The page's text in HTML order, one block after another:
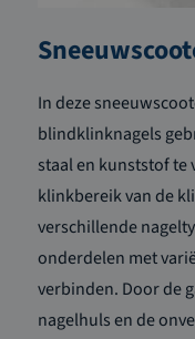
In deze
blindklinknagels
staal en kunststof
klinkbereik van de
verschillende
onderdelen met
verbinden. Door de
nagelhuls en de